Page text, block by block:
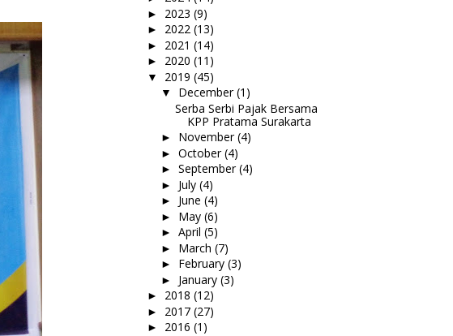
► 2023 (9)
► 2022 (13)
► 2021 (14)
► 2020 (11)
▼ 2019 (45)
▼ December(1)
Serba Serbi Pajak Bersama
KPP Pratama Surakarta
► November(4)
► October(4)
► September(4)
► July (4)
► June (4)
► May (6)
► April (5)
► March (7)
► February (3)
► January (3)
► 2018 (12)
► 2017 (27)
► 2016 (1)